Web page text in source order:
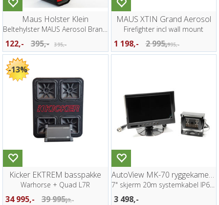
Maus Holster Klein
Beltehylster MAUS Aerosol Brannslukker
122,- 395,- 395,-
MAUS XTIN Grand Aerosol
Firefighter incl wall mount
1 198,- 2 995,-2 995,-
13%
Kicker EKTREM basspakke
Warhorse + Quad L7R
34 995,- 39 995,-
39 995,-
AutoView MK-70 ryggekamera pakke
7" skjerm 20m systemkabel IP68 kamera
3 498,-